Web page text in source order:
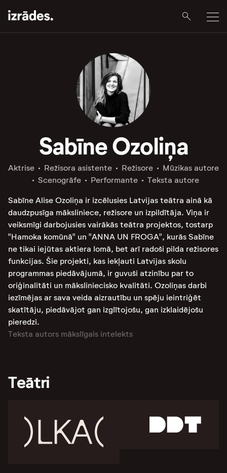
Sabīne Ozoliņa
Aktrise Režisora asistente Režisore
Mūzikas autore
Scenogrāfe
Performante Teksta autore
Sabīne Alise Ozoliņa ir izcēlusies Latvijas teātra ainā kā
daudzpusīga māksliniece, režisore un izpildītāja. Viņa ir
veiksmīgi darbojusies vairākās teātra projektos, tostarp
"Hamoka komūnā" un "ANNA UN FROGA", kurās Sabīne
ne tikai iejūtas aktiera lomā, bet arī radoši pilda režisores
funkcijas. Šie projekti, kas iekļauti Latvijas skolu
programmas piedāvājumā, ir guvuši atzinību par to
oriģinalitāti un māksliniecisko kvalitāti. Ozoliņas darbi
iezīmējas ar sava veida aizrautību un spēju ieintriģēt
skatītāju, piedāvājot gan izglītojošu, gan izklaidējošu
pieredzi.
Teksta autors mākslīgais intelekts
Teātri